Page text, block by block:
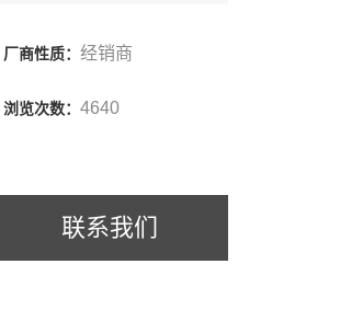
厂商性质： 经销商
浏览次数： 4640
联系我们